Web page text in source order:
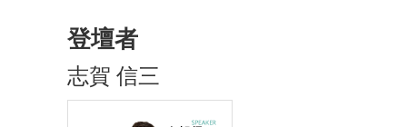
登壇者
志賀 信三